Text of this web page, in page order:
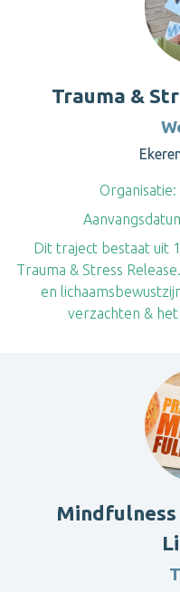
Trauma &
Organisatie:
Dit traject bestaat uit
Trauma & Stress
en
verzachten &